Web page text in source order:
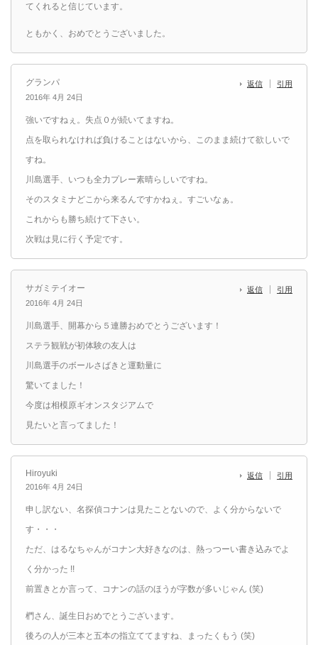
てくれると信じています。
ともかく、おめでとうございました。
グランパ
2016年 4月 24日
返信 引用
強いですねぇ。失点０が続いてますね。
点を取られなければ負けることはないから、このまま続けて欲しいで
すね。
川島選手、いつも全力プレー素晴らしいですね。
そのスタミナどこから来るんですかねぇ。すごいなぁ。
これからも勝ち続けて下さい。
次戦は見に行く予定です。
サガミテイオー
2016年 4月 24日
返信 引用
川島選手、開幕から５連勝おめでとうございます！
ステラ観戦が初体験の友人は
川島選手のボールさばきと運動量に
驚いてました！
今度は相模原ギオンスタジアムで
見たいと言ってました！
Hiroyuki
2016年 4月 24日
返信 引用
申し訳ない、名探偵コナンは見たことないので、よく分からないで
す・・・
ただ、はるなちゃんがコナン大好きなのは、熱っつーい書き込みでよ
く分かった !!
前置きとか言って、コナンの話のほうが字数が多いじゃん (笑)
椚さん、誕生日おめでとうございます。
後ろの人が三本と五本の指立ててますね、まったくもう (笑)